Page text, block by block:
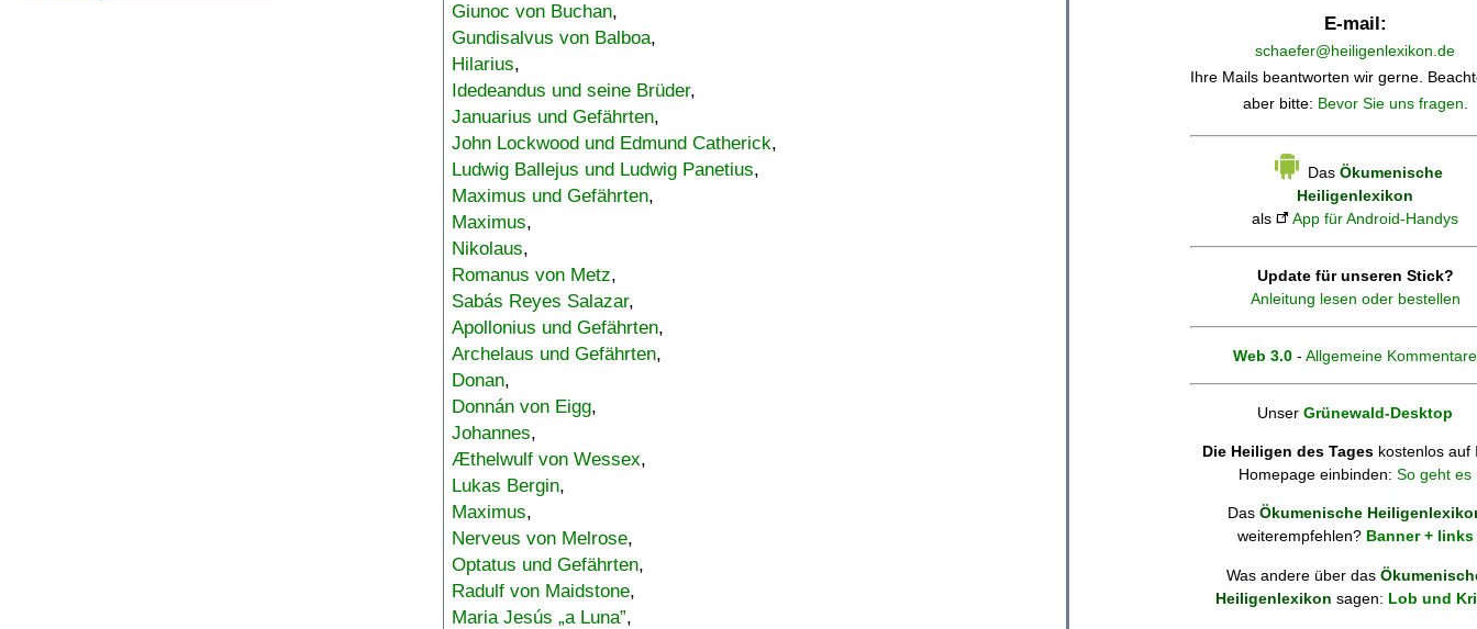
Giunoc von Buchan,
Gundisalvus von Balboa,
Hilarius,
Idedeandus und seine Brüder,
Januarius und Gefährten,
John Lockwood und Edmund Catherick,
Ludwig Ballejus und Ludwig Panetius,
Maximus und Gefährten,
Maximus,
Nikolaus,
Romanus von Metz,
Sabás Reyes Salazar,
Apollonius und Gefährten,
Archelaus und Gefährten,
Donan,
Donnán von Eigg,
Johannes,
Æthelwulf von Wessex,
Lukas Bergin,
Maximus,
Nerveus von Melrose,
Optatus und Gefährten,
Radulf von Maidstone,
Maria Jesús „a Luna”,
E-mail:
schaefer@heiligenlexikon.de
Ihre Mails beantworten wir gerne.
aber bitte: Bevor Sie uns fragen.
Das Ökumenische
Heiligenlexikon
als
App für Android-Handys
Update für unseren Stick?
Anleitung lesen oder bestellen
Web 3.0 - Allgemeine Kommentare
Unser Grünewald-Desktop
Die Heiligen des Tages kostenlos auf
Homepage einbinden: So geht es
Das Ökumenische
weiterempfehlen? Banner + links
Was andere über das
Heiligenlexikon sagen: Lob und